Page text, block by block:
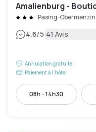
Amalienburg -
Pasing-
4.6/5|41 Avis
Annulation gratuite
Paiement à l'hôtel
08h - 14h30